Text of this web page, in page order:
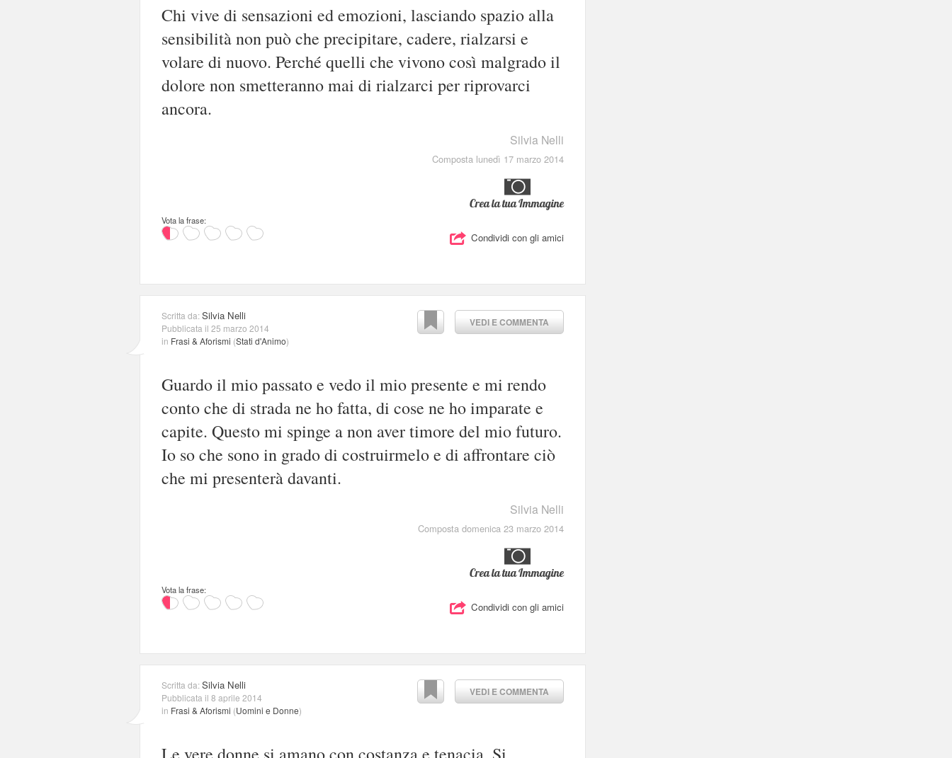
Chi vive di sensazioni ed emozioni, lasciando spazio alla
sensibilità non può che precipitare, cadere, rialzarsi e
volare di nuovo. Perché quelli che vivono così malgrado il
dolore non smetteranno mai di rialzarci per riprovarci
ancora.
Silvia Nelli
Composta lunedì 17 marzo 2014
Crea la tua Immagine
Vota la frase:
Condividi con gli amici
VEDI E COMMENTA
Scritta da:Silvia Nelli
Pubblicata il 25 marzo 2014
in Frasi & Aforismi (Stati d'Animo)
Guardo il mio passato e vedo il mio presente e mi rendo
conto che di strada ne ho fatta, di cose ne ho imparate e
capite. Questo mi spinge a non aver timore del mio futuro.
Io so che sono in grado di costruirmelo e di affrontare ciò
che mi presenterà davanti.
Silvia Nelli
Composta domenica 23 marzo 2014
Crea la tua Immagine
Vota la frase:
Condividi con gli amici
VEDI E COMMENTA
Scritta da:Silvia Nelli
Pubblicata il 8 aprile 2014
in Frasi & Aforismi (Uomini e Donne)